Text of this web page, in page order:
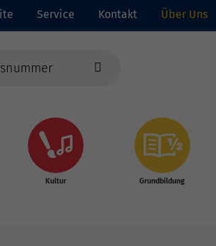
Service Kontakt Über Uns
Kultur Grundbildung